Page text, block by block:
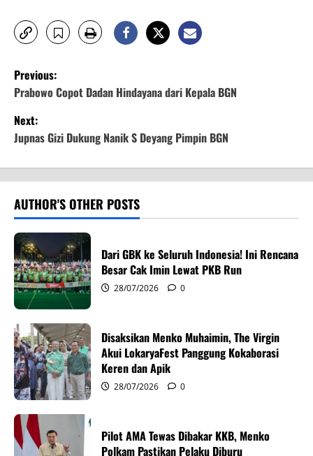
P
o
s
n
a
v
i
g
a
t
i
o
Previous:
Prabowo Copot Dadan Hindayana dari Kepala BGN
Next:
Jupnas Gizi Dukung Nanik S Deyang Pimpin BGN
AUTHOR'S OTHER POSTS
Dari GBK ke Seluruh Indonesia! Ini Rencana
Besar Cak Imin Lewat PKB Run
28/07/2026 0
Disaksikan Menko Muhaimin, The Virgin
Akui LokaryaFest Panggung Kokaborasi
Keren dan Apik
28/07/2026 0
Pilot AMA Tewas Dibakar KKB, Menko
Polkam Pastikan Pelaku Diburu